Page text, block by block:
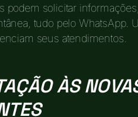
podem solicitar
tudo pelo WhatsApp.
seus atendimentos.
ÀS